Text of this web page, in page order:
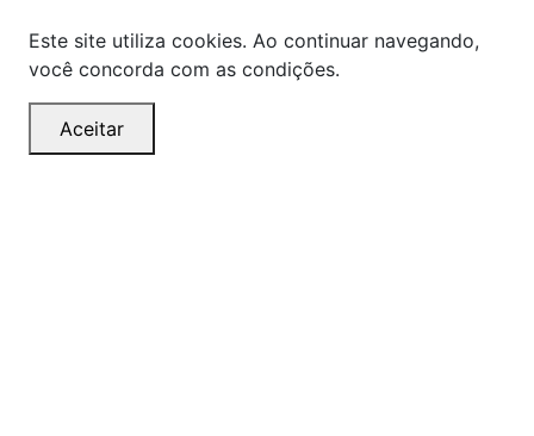
Este site utiliza cookies. Ao continuar navegando,
você concorda com as condições.
Aceitar